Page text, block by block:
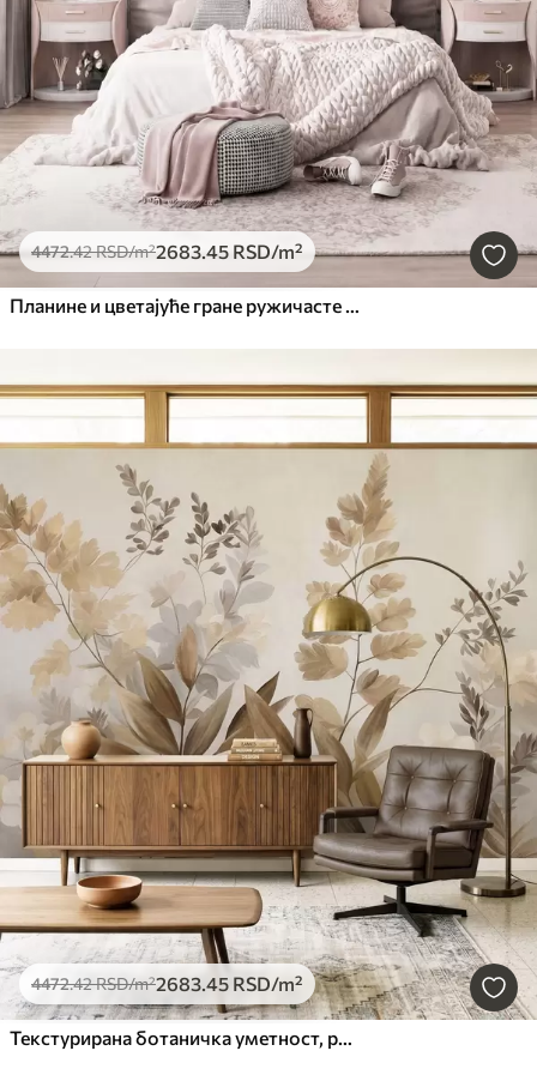
4472.42RSD/m²2683.45 RSD/m²
Планине и цветајуће гране ружичасте магнолије, текстурирани пејзаж
4472.42RSD/m²2683.45 RSD/m²
Текстурирана ботаничка уметност, разне биљке и лишће у нијансама браон и беж